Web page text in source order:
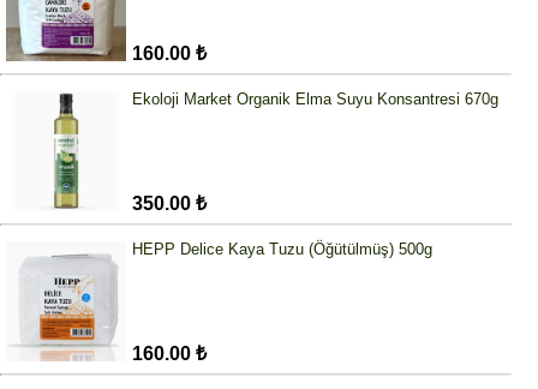
160.00 ₺
Ekoloji Market Organik Elma Suyu Konsantresi 670g
350.00 ₺
HEPP Delice Kaya Tuzu (Öğütülmüş) 500g
160.00 ₺